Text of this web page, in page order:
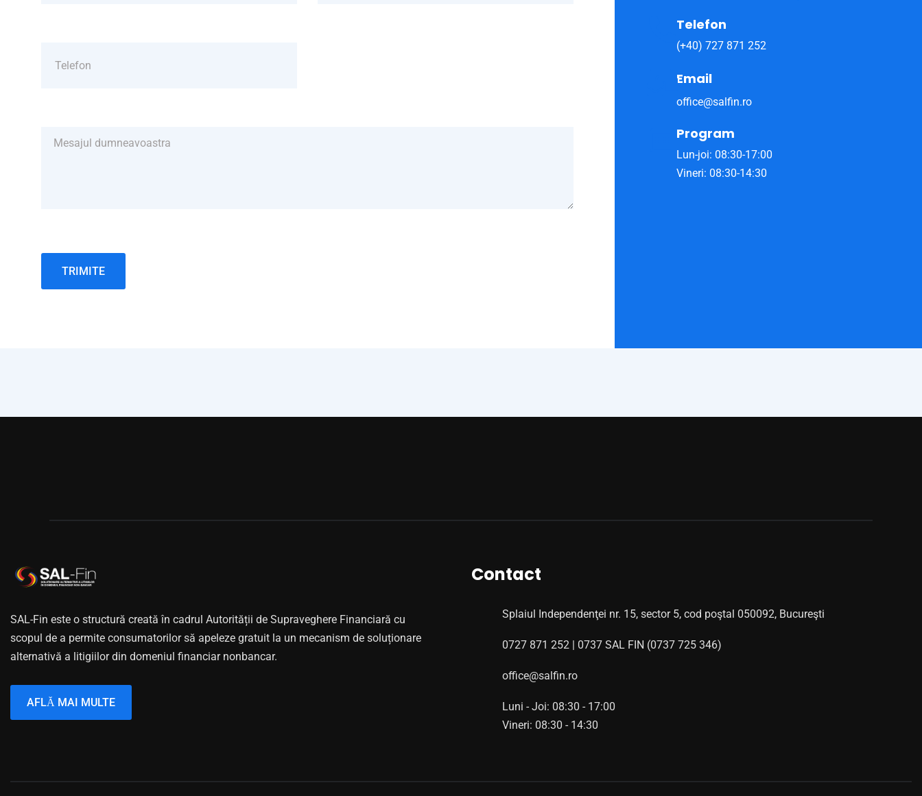
Telefon
(+40) 727 871 252
Email
office@salfin.ro
Program
Lun-joi: 08:30-17:00
Vineri: 08:30-14:30
SAL-Fin este o structură creată în cadrul Autorității de Supraveghere Financiară cu
scopul de a permite consumatorilor să apeleze gratuit la un mecanism de soluționare
alternativă a litigiilor din domeniul financiar nonbancar.
AFLĂ MAI MULTE
Contact
Splaiul Independenţei nr. 15, sector 5, cod poştal 050092, Bucureşti
0727 871 252 | 0737 SAL FIN (0737 725 346)
office@salfin.ro
Luni - Joi: 08:30 - 17:00
Vineri: 08:30 - 14:30